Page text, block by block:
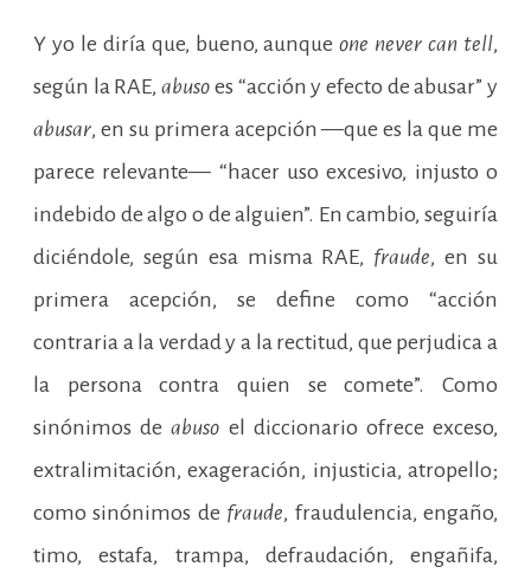
Y yo le diría que, bueno, aunqueone never can tell,
según la RAE,abuso es “acción y efecto de abusar” y
abusar, en su primera acepción —que es la que me
parece relevante— “hacer uso excesivo, injusto o
indebido de algo o de alguien”. En cambio, seguiría
diciéndole, según esa misma RAE, fraude, en su
primera acepción, se define como “acción
contraria a la verdad y a la rectitud, que perjudica a
la persona contra quien se comete”. Como
sinónimos deabuso el diccionario ofrece exceso,
extralimitación, exageración, injusticia, atropello;
como sinónimos de fraude, fraudulencia, engaño,
timo, estafa, trampa, defraudación, engañifa,